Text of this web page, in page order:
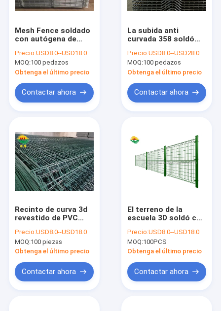
Mesh Fence soldado
con autógena de
carbono V curva la
instalación fácil
Precio:USD8.0--USD18.0
MOQ:100 pedazos
Obtenga el último precio
Contactar ahora
La subida anti
curvada 358 soldó
Fence 76.2X12.7m m
Mesh Non Rusting
Precio:USD8.0--USD28.0
MOQ:100 pedazos
Obtenga el último precio
Contactar ahora
Recinto de curva 3d
revestido de PVC
longitud 50 * 100 mm
de malla
Precio:USD8.0--USD18.0
MOQ:100 piezas
Obtenga el último precio
Contactar ahora
El terreno de la
escuela 3D soldó con
Fence, 55x100m m
Mesh Security
Fencing
Precio:USD8.0--USD18.0
MOQ:100PCS
Obtenga el último precio
Contactar ahora